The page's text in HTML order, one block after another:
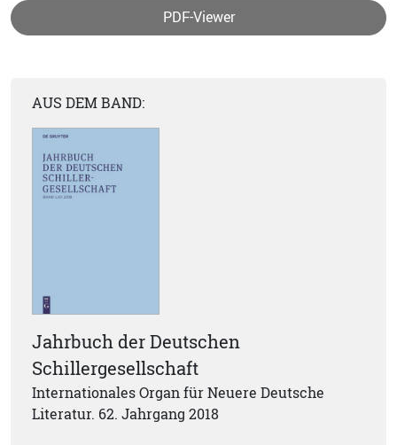
PDF-Viewer
AUS DEM BAND:
Jahrbuch der Deutschen
Schillergesellschaft
Internationales Organ für Neuere Deutsche
Literatur. 62. Jahrgang 2018